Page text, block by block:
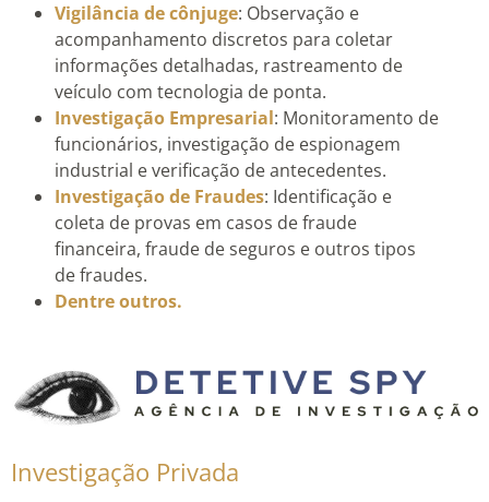
Vigilância de cônjuge: Observação e
acompanhamento discretos para coletar
informações detalhadas, rastreamento de
veículo com tecnologia de ponta.
Investigação Empresarial: Monitoramento de
funcionários, investigação de espionagem
industrial e verificação de antecedentes.
Investigação de Fraudes: Identificação e
coleta de provas em casos de fraude
financeira, fraude de seguros e outros tipos
de fraudes.
Dentre outros.
Investigação Privada